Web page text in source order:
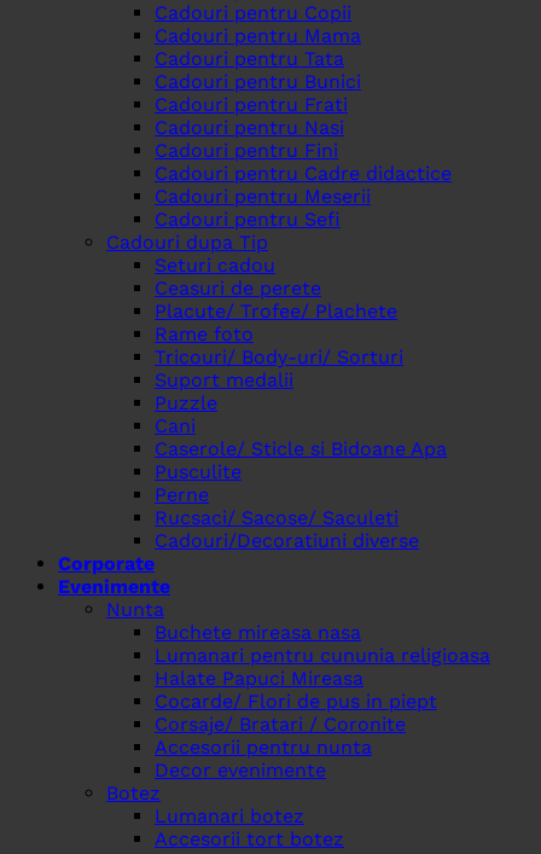
Cadouri pentru Copii
Cadouri pentru Mama
Cadouri pentru Tata
Cadouri pentru Bunici
Cadouri pentru Frati
Cadouri pentru Nasi
Cadouri pentru Fini
Cadouri pentru Cadre didactice
Cadouri pentru Meserii
Cadouri pentru Sefi
Cadouri dupa Tip
Seturi cadou
Ceasuri de perete
Placute/ Trofee/ Plachete
Rame foto
Tricouri/ Body-uri/ Sorturi
Suport medalii
Puzzle
Cani
Caserole/ Sticle si Bidoane Apa
Pusculite
Perne
Rucsaci/ Sacose/ Saculeti
Cadouri/Decoratiuni diverse
Corporate
Evenimente
Nunta
Buchete mireasa nasa
Lumanari pentru cununia religioasa
Halate Papuci Mireasa
Cocarde/ Flori de pus in piept
Corsaje/ Bratari / Coronite
Accesorii pentru nunta
Decor evenimente
Botez
Lumanari botez
Accesorii tort botez